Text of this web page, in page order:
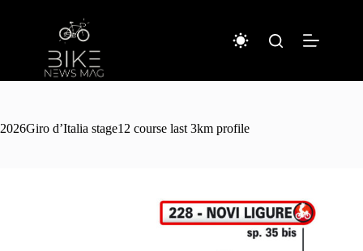
キ
2026Giro d’Italia stage12 course last 3km profile